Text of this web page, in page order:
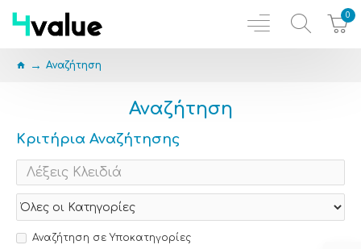
0
Αναζήτηση
Αναζήτηση
Κριτήρια Αναζήτησης
Αναζήτηση σε Υποκατηγορίες